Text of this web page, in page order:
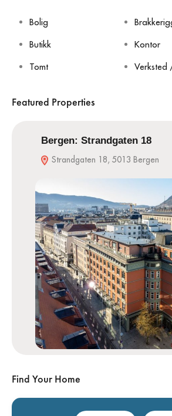
Bolig
Butikk
Kontor
Tomt
Verksted
Featured Properties
Bergen: Strandgaten 18
Strandgaten 18, 5013 Bergen
Find Your Home